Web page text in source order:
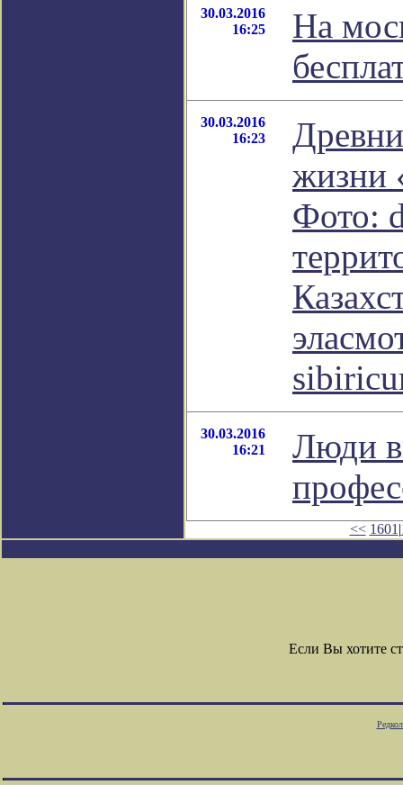
30.03.2016
16:25
На
30.03.2016
16:23
жизни
Фото:
30.03.2016
16:21
Люди
<< 1601 |
Если Вы хотите